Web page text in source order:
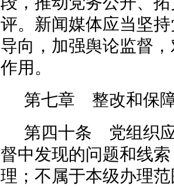
评。新闻媒体应当坚
导向，加强舆论监督
作用。
第七章 整改和保
第四十条 党组织
督中发现的问题和线
理；不属于本级办理